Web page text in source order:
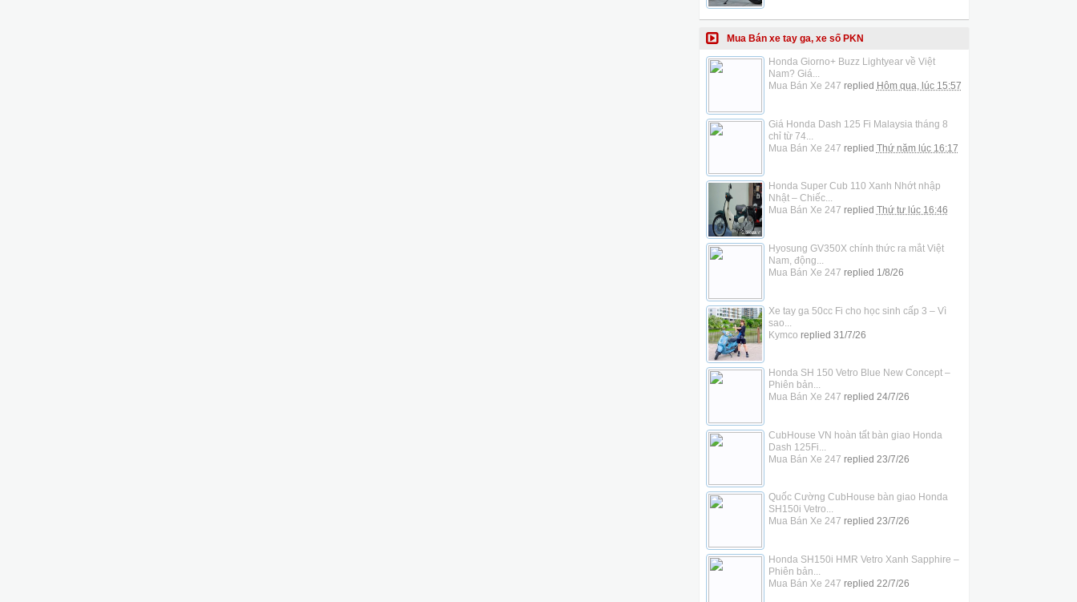
Mua Bán xe tay ga, xe số PKN
Honda Giorno+ Buzz Lightyear về Việt
Nam? Giá...
Mua Bán Xe 247 replied Hôm qua, lúc 15:57
Giá Honda Dash 125 Fi Malaysia tháng 8
chỉ từ 74...
Mua Bán Xe 247 replied Thứ năm lúc 16:17
Honda Super Cub 110 Xanh Nhớt nhập
Nhật – Chiếc...
Mua Bán Xe 247 replied Thứ tư lúc 16:46
Hyosung GV350X chính thức ra mắt Việt
Nam, động...
Mua Bán Xe 247 replied 1/8/26
Xe tay ga 50cc Fi cho học sinh cấp 3 – Vì
sao...
Kymco replied 31/7/26
Honda SH 150 Vetro Blue New Concept –
Phiên bản...
Mua Bán Xe 247 replied 24/7/26
CubHouse VN hoàn tất bàn giao Honda
Dash 125Fi...
Mua Bán Xe 247 replied 23/7/26
Quốc Cường CubHouse bàn giao Honda
SH150i Vetro...
Mua Bán Xe 247 replied 23/7/26
Honda SH150i HMR Vetro Xanh Sapphire –
Phiên bản...
Mua Bán Xe 247 replied 22/7/26